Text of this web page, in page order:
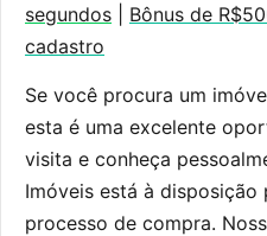
segundos
Bônus de
cadastro
Se você procura um
esta é uma excelente
visita e conheça
Imóveis está à
processo de compra.